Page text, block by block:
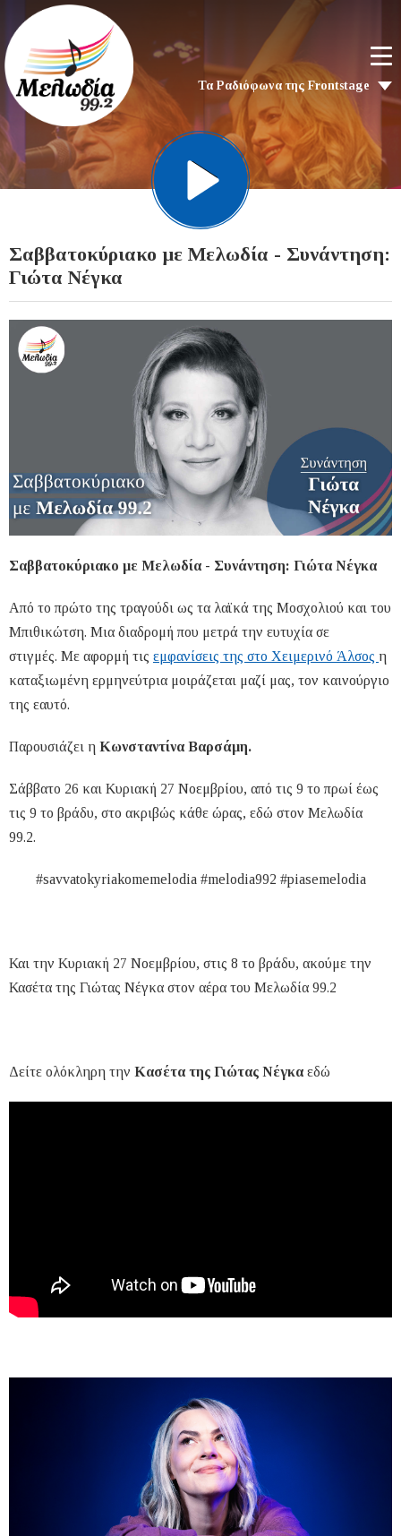
Τα Ραδιόφωνα της Frontstage
Σαββατοκύριακο με Μελωδία - Συνάντηση:
Γιώτα Νέγκα
Σαββατοκύριακο με Μελωδία - Συνάντηση: Γιώτα Νέγκα
Από το πρώτο της τραγούδι ως τα λαϊκά της Μοσχολιού και του
Μπιθικώτση. Μια διαδρομή που μετρά την ευτυχία σε
στιγμές. Με αφορμή τις εμφανίσεις της στο Χειμερινό Άλσος η
καταξιωμένη ερμηνεύτρια μοιράζεται μαζί μας, τον καινούργιο
της εαυτό.
Παρουσιάζει η Κωνσταντίνα Βαρσάμη.
Σάββατο 26 και Κυριακή 27 Νοεμβρίου, από τις 9 το πρωί έως
τις 9 το βράδυ, στο ακριβώς κάθε ώρας, εδώ στον Μελωδία
99.2.
#savvatokyriakomemelodia #melodia992 #piasemelodia
Και την Κυριακή 27 Νοεμβρίου, στις 8 το βράδυ, ακούμε την
Κασέτα της Γιώτας Νέγκα στον αέρα του Μελωδία 99.2
Δείτε ολόκληρη την Κασέτα της Γιώτας Νέγκα εδώ